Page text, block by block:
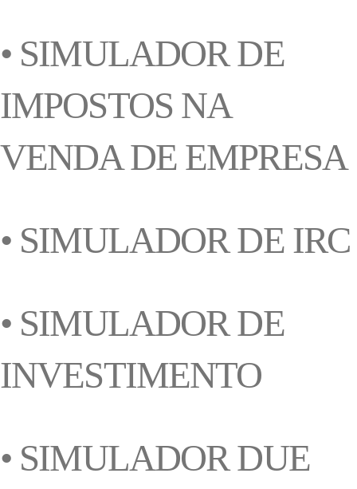
• SIMULADOR DE
IMPOSTOS NA
VENDA DE EMPRESA
• SIMULADOR DE IRC
• SIMULADOR DE
INVESTIMENTO
• SIMULADOR DUE